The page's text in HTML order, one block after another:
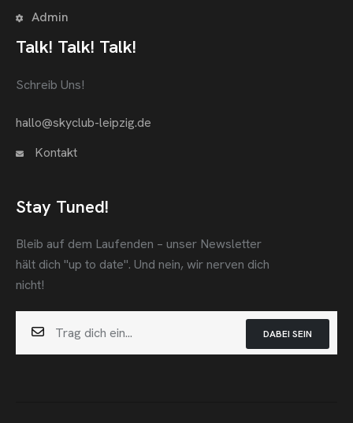
Admin
Talk! Talk! Talk!
Schreib Uns!
hallo@skyclub-leipzig.de
Kontakt
Stay Tuned!
Bleib auf dem Laufenden – unser Newsletter
hält dich "up to date". Und nein, wir nerven dich
nicht!
DABEI SEIN